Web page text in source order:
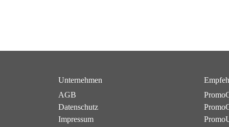
Unternehmen
AGB
Datenschutz
Impressum